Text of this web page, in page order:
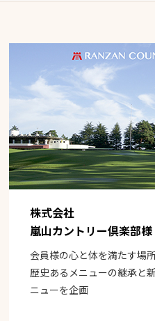
株式会社
嵐山カントリー倶楽部様
会員様の心と体を満たす場
歴史あるメニューの継承と
ニューを企画